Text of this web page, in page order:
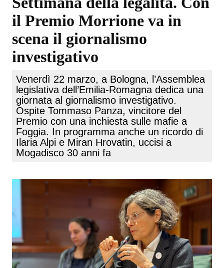
il Premio Morrione va in
scena il giornalismo
investigativo
Venerdì 22 marzo, a Bologna, l’Assemblea
legislativa dell’Emilia-Romagna dedica una
giornata al giornalismo investigativo.
Ospite Tommaso Panza, vincitore del
Premio con una inchiesta sulle mafie a
Foggia. In programma anche un ricordo di
Ilaria Alpi e Miran Hrovatin, uccisi a
Mogadisco 30 anni fa